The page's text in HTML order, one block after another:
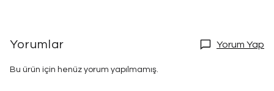
Yorumlar Yorum Yap
Bu ürün için henüz yorum yapılmamış.